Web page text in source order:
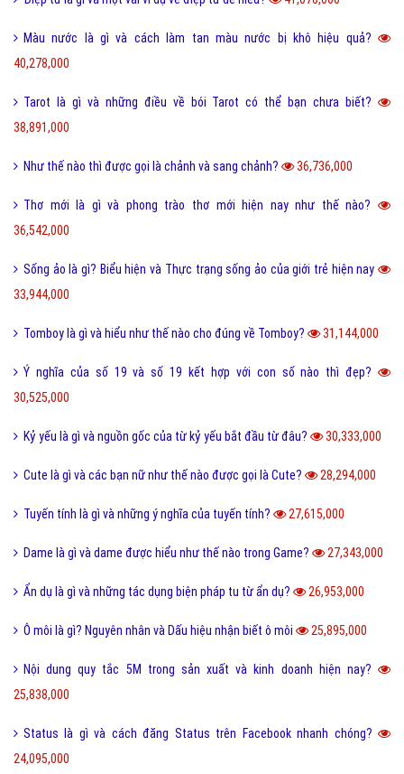
Honey là gì và có nên gọi người yêu là Honey không? 65,471,000
Sự khác biệt giữa File cứng và File mềm là gì? 63,779,000
Điệp ngữ là gì và một vài ví dụ điệp ngữ dễ hiểu?
Dame là gì trên Facebook và một vài ý nghĩa khác của Dame?
Yếu bóng vía là gì và cách nhận biết người yếu bóng vía?
Điệp từ là gì và một vài ví dụ về điệp từ dễ hiểu? 41,078,000
40,278,000
Tarot là gì và những điều về bói Tarot có thể bạn chưa biết?
38,891,000
Như thế nào thì được gọi là chảnh và sang chảnh? 36,736,000
Thơ mới là gì và phong trào thơ mới hiện nay như thế nào?
33,944,000
Tomboy là gì và hiểu như thế nào cho đúng về Tomboy? 31,144,000
Ý nghĩa của số 19 và số 19 kết hợp với con số nào thì đẹp?
30,525,000
Kỷ yếu là gì và nguồn gốc của từ kỷ yếu bắt đầu từ đâu?
Cute là gì và các bạn nữ như thế nào được gọi là Cute? 28,294,000